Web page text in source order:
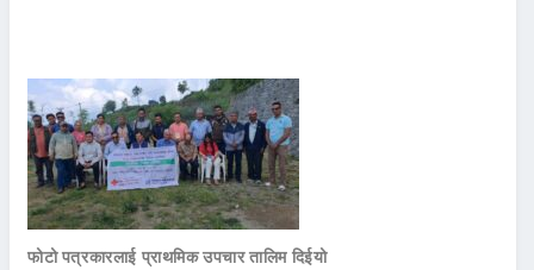
फोटो पत्रकारलाई प्राथमिक उपचार तालिम दिईयो